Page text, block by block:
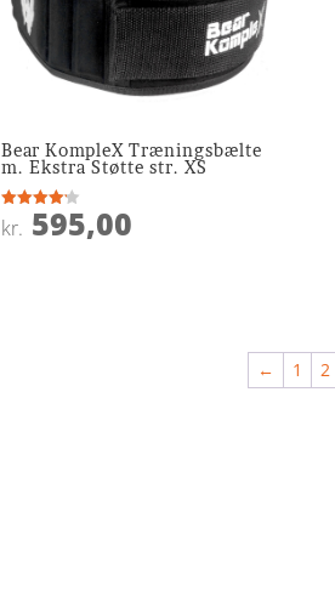
Bear KompleX Træningsbælte
m. Ekstra Støtte str. XS
Vurderet
4.1
kr. 595,00
← 1 2